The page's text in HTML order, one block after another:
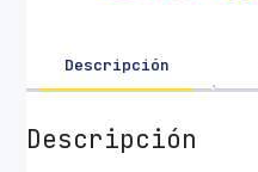
i
m
Descripción
Descripción